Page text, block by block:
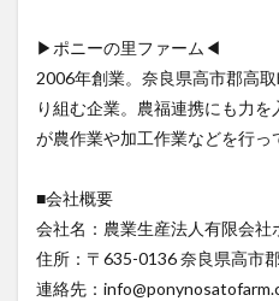
▶ポニーの里ファーム◀
2006年創業。奈良県高市郡高
り組む企業。農福連携にも力
が農作業や加工作業などを行っ
■会社概要
会社名：農業生産法人有限会社
住所：〒635-0136 奈良県高市
連絡先：